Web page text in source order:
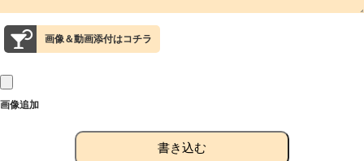
画像＆動画添付はコチラ
画像追加
書き込む